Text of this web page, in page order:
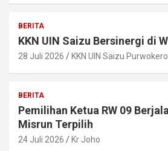
BERITA
KKN UIN Saizu Bersinergi di
28 Juli 2026 KKN UIN Saizu Purwokero
BERITA
Pemilihan Ketua RW 09
Misrun Terpilih
24 Juli 2026 Kr Joho